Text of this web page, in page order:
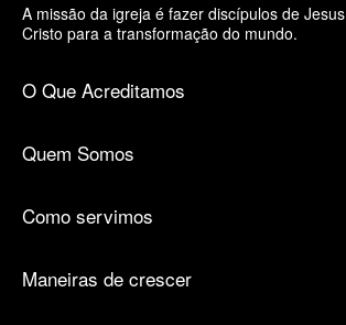
A missão da igreja é fazer discípulos de Jesus
Cristo para a transformação do mundo.
O Que Acreditamos
Quem Somos
Como servimos
Maneiras de crescer